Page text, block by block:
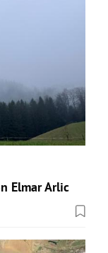
Elmar Arlic